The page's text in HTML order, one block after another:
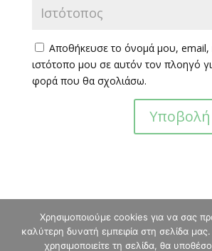
Αποθήκευσε το όνομά μου, email,
ιστότοπο μου σε αυτόν τον πλοηγό
φορά που θα σχολιάσω.
ΕΞΩΤΕΡΙΚΟΙ ΣΥΝΔΕΣΜΟΙ
Χρησιμοποιούμε cookies για να σας
καλύτερη δυνατή εμπειρία στη σελίδα
χρησιμοποιείτε τη σελίδα, θα